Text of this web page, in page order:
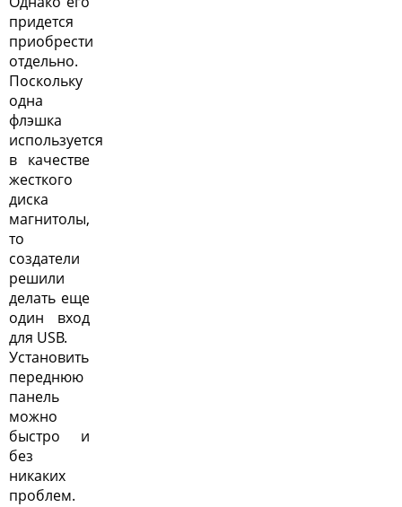
придется
приобрести
отдельно.
Поскольку
одна
флэшка
используется
в качестве
жесткого
диска
магнитолы,
то
создатели
решили
делать еще
один вход
для USB.
Установить
переднюю
панель
можно
быстро и
без
никаких
проблем.